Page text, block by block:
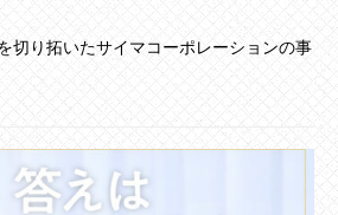
切り拓いたサイマコーポレーションの事